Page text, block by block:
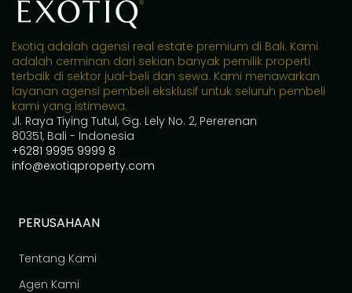
Exotiq adalah agensi real estate premium di Bali. Kami
adalah cerminan dari sekian banyak pemilik properti
terbaik di sektor jual-beli dan sewa. Kami menawarkan
layanan agensi pembeli eksklusif untuk seluruh pembeli
kami yang istimewa.
Jl. Raya Tiying Tutul, Gg. Lely No. 2, Pererenan
80351, Bali - Indonesia
+6281 9995 9999 8
info@exotiqproperty.com
PERUSAHAAN
Tentang Kami
Agen Kami